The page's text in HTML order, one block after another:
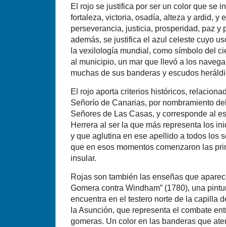
El rojo se justifica por ser un color que se
fortaleza, victoria, osadía, alteza y ardid, y
perseverancia, justicia, prosperidad, paz y
además, se justifica el azul celeste cuyo
la vexilología mundial, como símbolo del
al municipio, un mar que llevó a los
muchas de sus banderas y escudos
El rojo aporta criterios históricos,
Señorío de Canarias, por nombramiento
Señores de Las Casas, y corresponde al
Herrera al ser la que más representa los
y que aglutina en ese apellido a todos los
que en esos momentos comenzaron las
insular.
Rojas son también las enseñas que
Gomera contra Windham” (1780), una
encuentra en el testero norte de la capilla
la Asunción, que representa el combate
gomeras. Un color en las banderas que